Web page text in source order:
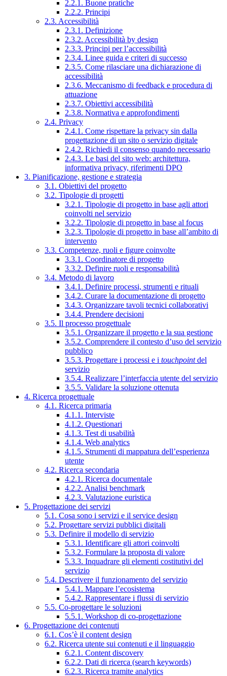
2.2.1. Buone pratiche
2.2.2. Principi
2.3. Accessibilità
2.3.1. Definizione
2.3.2. Accessibilità by design
2.3.3. Principi per l’accessibilità
2.3.4. Linee guida e criteri di successo
2.3.5. Come rilasciare una dichiarazione di
accessibilità
2.3.6. Meccanismo di feedback e procedura di
attuazione
2.3.7. Obiettivi accessibilità
2.3.8. Normativa e approfondimenti
2.4. Privacy
2.4.1. Come rispettare la privacy sin dalla
progettazione di un sito o servizio digitale
2.4.2. Richiedi il consenso quando necessario
2.4.3. Le basi del sito web: architettura,
informativa privacy, riferimenti DPO
3. Pianificazione, gestione e strategia
3.1. Obiettivi del progetto
3.2. Tipologie di progetti
3.2.1. Tipologie di progetto in base agli attori
coinvolti nel servizio
3.2.2. Tipologie di progetto in base al focus
3.2.3. Tipologie di progetto in base all’ambito di
intervento
3.3. Competenze, ruoli e figure coinvolte
3.3.1. Coordinatore di progetto
3.3.2. Definire ruoli e responsabilità
3.4. Metodo di lavoro
3.4.1. Definire processi, strumenti e rituali
3.4.2. Curare la documentazione di progetto
3.4.3. Organizzare tavoli tecnici collaborativi
3.4.4. Prendere decisioni
3.5. Il processo progettuale
3.5.1. Organizzare il progetto e la sua gestione
3.5.2. Comprendere il contesto d’uso del servizio
pubblico
3.5.3. Progettare i processi e i touchpointdel
servizio
3.5.4. Realizzare l’interfaccia utente del servizio
3.5.5. Validare la soluzione ottenuta
4. Ricerca progettuale
4.1. Ricerca primaria
4.1.1. Interviste
4.1.2. Questionari
4.1.3. Test di usabilità
4.1.4. Web analytics
4.1.5. Strumenti di mappatura dell’esperienza
utente
4.2. Ricerca secondaria
4.2.1. Ricerca documentale
4.2.2. Analisi benchmark
4.2.3. Valutazione euristica
5. Progettazione dei servizi
5.1. Cosa sono i servizi e il service design
5.2. Progettare servizi pubblici digitali
5.3. Definire il modello di servizio
5.3.1. Identificare gli attori coinvolti
5.3.2. Formulare la proposta di valore
5.3.3. Inquadrare gli elementi costitutivi del
servizio
5.4. Descrivere il funzionamento del servizio
5.4.1. Mappare l’ecosistema
5.4.2. Rappresentare i flussi di servizio
5.5. Co-progettare le soluzioni
5.5.1. Workshop di co-progettazione
6. Progettazione dei contenuti
6.1. Cos’è il content design
6.2. Ricerca utente sui contenuti e il linguaggio
6.2.1. Content discovery
6.2.2. Dati di ricerca (search keywords)
6.2.3. Ricerca tramite analytics